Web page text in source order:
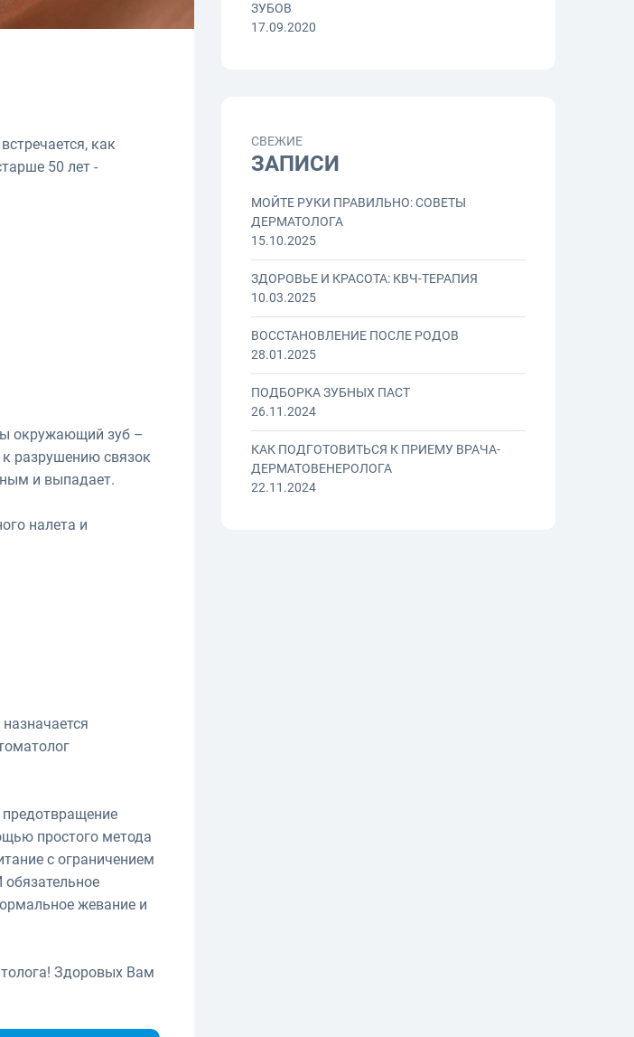
как
50 лет -
окружающий зуб –
к разрушению связок
и выпадает.
налета и
простого метода
с ограничением
жевание и
Здоровых Вам
ЗУБОВ
17.09.2020
СВЕЖИЕ
ЗАПИСИ
МОЙТЕ РУКИ ПРАВИЛЬНО: СОВЕТЫ
ДЕРМАТОЛОГА
15.10.2025
ЗДОРОВЬЕ И КРАСОТА: КВЧ-ТЕРАПИЯ
10.03.2025
ВОССТАНОВЛЕНИЕ ПОСЛЕ РОДОВ
28.01.2025
ПОДБОРКА ЗУБНЫХ ПАСТ
26.11.2024
КАК ПОДГОТОВИТЬСЯ К ПРИЕМУ ВРАЧА-
ДЕРМАТОВЕНЕРОЛОГА
22.11.2024